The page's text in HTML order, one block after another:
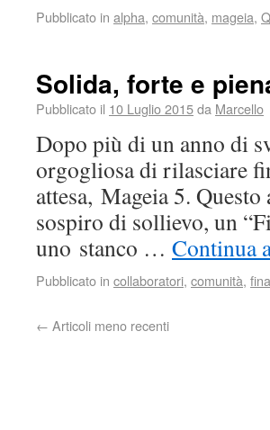
Pubblicato in alpha, comunità, mageia,
Solida, forte e
Pubblicato il 10 Luglio 2015da Marcello
Dopo più di un anno di
orgogliosa di rilasciare
attesa, Mageia 5.
sospiro di sollievo, un
uno stanco … Continua
Pubblicato in collaboratori, comunità,
← Articoli meno recenti